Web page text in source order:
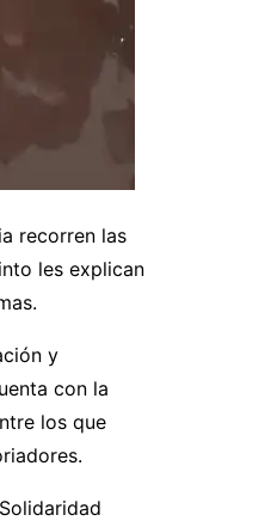
recorren las
les explican
y
con la
los que